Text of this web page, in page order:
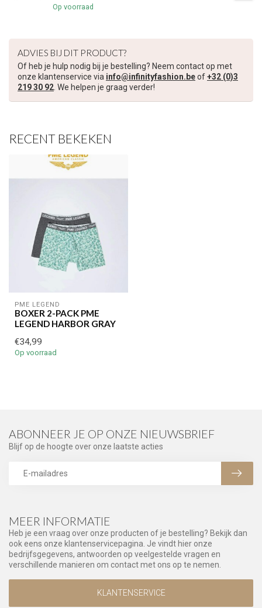
Op voorraad
ADVIES BIJ DIT PRODUCT?
Of heb je hulp nodig bij je bestelling? Neem contact op met
onze klantenservice via info@infinityfashion.beof+32 (0)3
219 30 92. We helpen je graag verder!
RECENT BEKEKEN
PME LEGEND
BOXER 2-PACK PME
LEGEND HARBOR GRAY
€34,99
Op voorraad
MEER INFORMATIE
Heb je een vraag over onze producten of je bestelling? Bekijk dan
ook eens onze klantenservicepagina. Je vindt hier onze
bedrijfsgegevens, antwoorden op veelgestelde vragen en
verschillende manieren om contact met ons op te nemen.
KLANTENSERVICE
ABONNEER JE OP ONZE NIEUWSBRIEF
Blijf op de hoogte over onze laatste acties
Schrijf je in voor onze nieuwsbrief om op de hoogte te blijven
over onze nieuwe collectie, en ontvang5 euro kortingop je
volgende aankoop! 😀